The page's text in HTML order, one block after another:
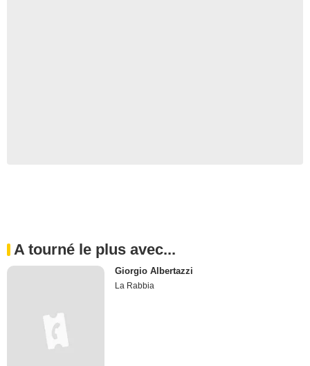
A tourné le plus avec...
Giorgio Albertazzi
La Rabbia